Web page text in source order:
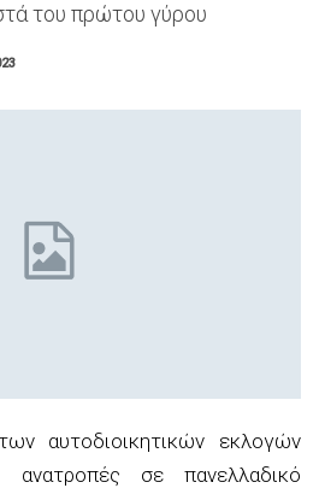
του πρώτου γύρου
αυτοδιοικητικών εκλογών
ανατροπές σε πανελλαδικό